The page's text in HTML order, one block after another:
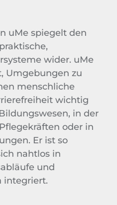
uMe spiegelt den
wider. uMe
Umgebungen zu
menschliche
wichtig
in der
oder in
Er ist so
nahtlos in
und
integriert.